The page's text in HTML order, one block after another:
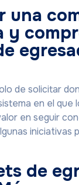
una
y
de solicitar
en el que
en seguir
iniciativas
de